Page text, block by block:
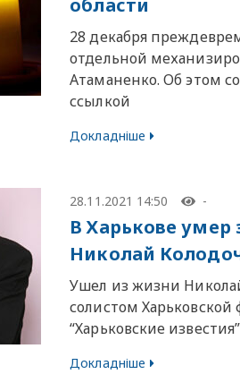
области
28 декабря
отдельной
Атаманенко. Об этом
ссылкой
Докладніше
28.11.2021 14:50 -
В Харькове
Николай
Ушел из жизни
солистом
“Харьковские
Докладніше